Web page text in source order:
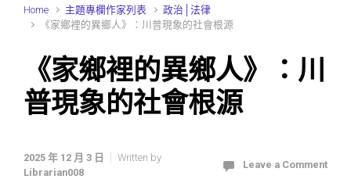
Home 主題專欄作家列表
政治│法律
《家鄉裡的異鄉人》：川普現象的社會根源
《家鄉裡的異鄉人》：川
普現象的社會根源
2025 年 12 月 3 日
Written by
Librarian008
Leave a Comment